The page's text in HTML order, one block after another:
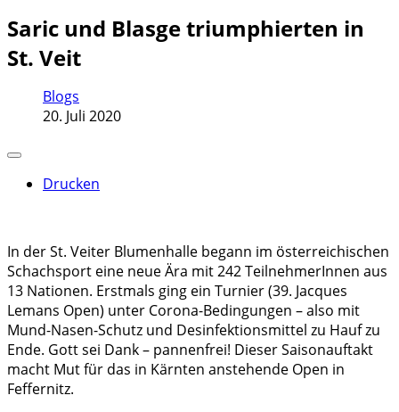
Saric und Blasge triumphierten in
St. Veit
Blogs
20. Juli 2020
Drucken
In der St. Veiter Blumenhalle begann im österreichischen
Schachsport eine neue Ära mit 242 TeilnehmerInnen aus
13 Nationen. Erstmals ging ein Turnier (39. Jacques
Lemans Open) unter Corona-Bedingungen – also mit
Mund-Nasen-Schutz und Desinfektionsmittel zu Hauf zu
Ende. Gott sei Dank – pannenfrei! Dieser Saisonauftakt
macht Mut für das in Kärnten anstehende Open in
Feffernitz.